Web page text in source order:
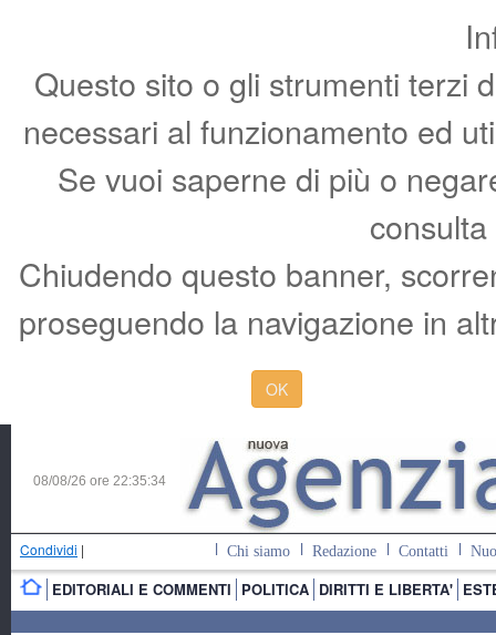
Questo sito o gli strumenti terzi
necessari al funzionamento ed
Se vuoi saperne di più o
Chiudendo questo banner,
proseguendo la navigazione in
OK
08/08/26 ore 22:35:35
Condividi | Chi siamo Redazione Contatti
EDITORIALI E COMMENTI POLITICA DIRITTI E LIBERTA'